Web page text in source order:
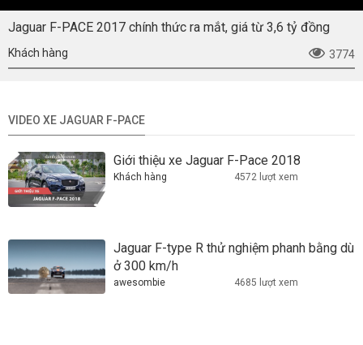
Jaguar F-PACE 2017 chính thức ra mắt, giá từ 3,6 tỷ đồng
Khách hàng 3774
VIDEO XE JAGUAR F-PACE
Giới thiệu xe Jaguar F-Pace 2018
Khách hàng 4572 lượt xem
Jaguar F-type R thử nghiệm phanh bằng dù
ở 300 km/h
awesombie 4685 lượt xem